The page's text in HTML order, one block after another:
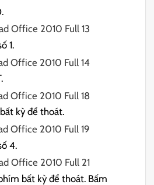
1.
kỳ để thoát.
4.
bất kỳ để thoát. Bấm